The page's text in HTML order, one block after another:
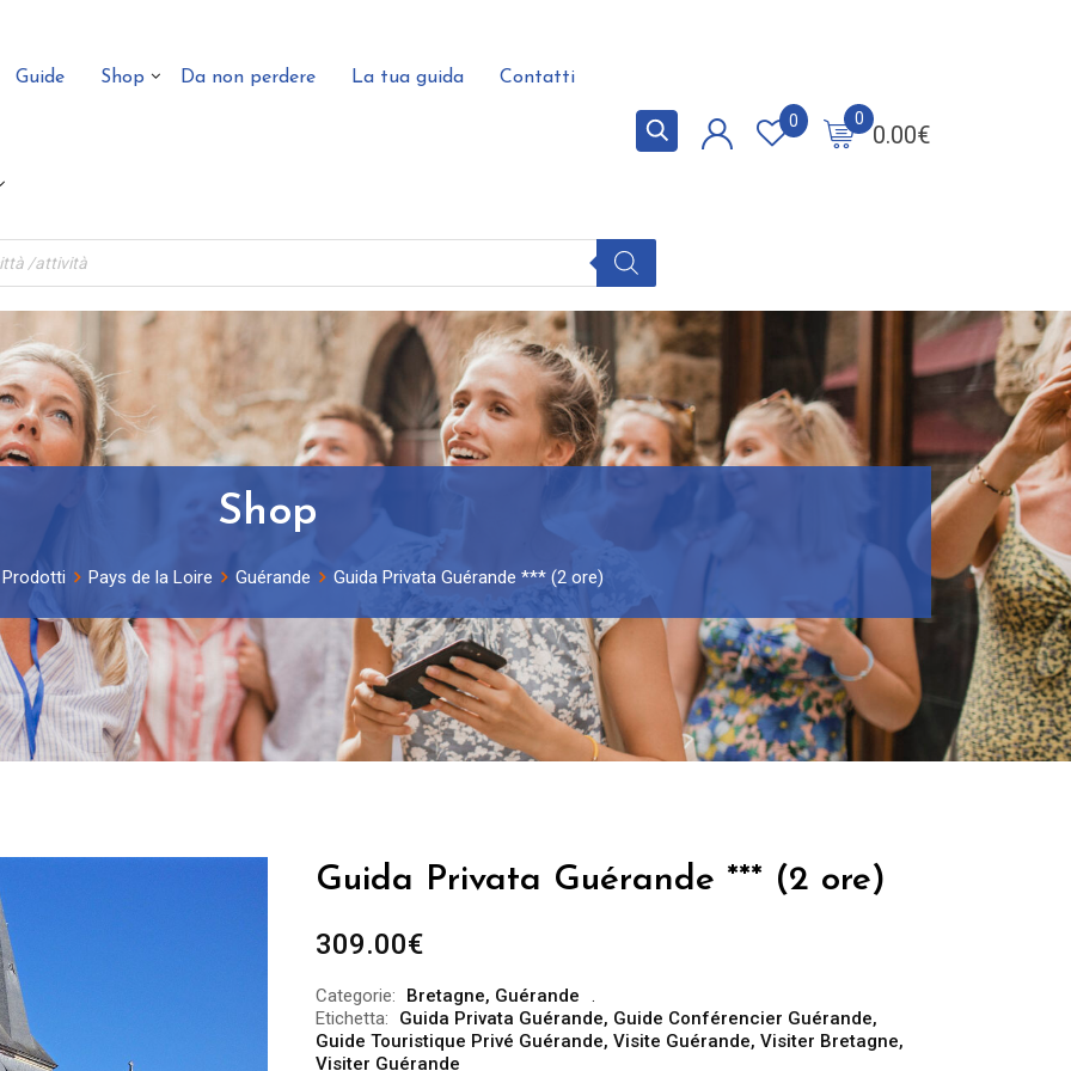
Guide Shop Da non perdere La tua guida Contatti
0.00€
0
0
Shop
Prodotti Pays de la Loire Guérande Guida Privata Guérande *** (2 ore)
Guida Privata Guérande *** (2 ore)
309.00€
Categorie: Bretagne, Guérande
Etichetta:
Guida Privata Guérande, Guide Conférencier Guérande,
Guide Touristique Privé Guérande, Visite Guérande, Visiter Bretagne,
Visiter Guérande